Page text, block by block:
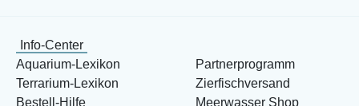
Info-Center
Aquarium-Lexikon
Terrarium-Lexikon
Bestell-Hilfe
Partnerprogramm
Zierfischversand
Meerwasser Shop